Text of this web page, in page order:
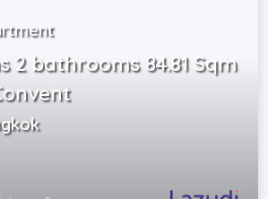
2 bathrooms 84.81 Sqm